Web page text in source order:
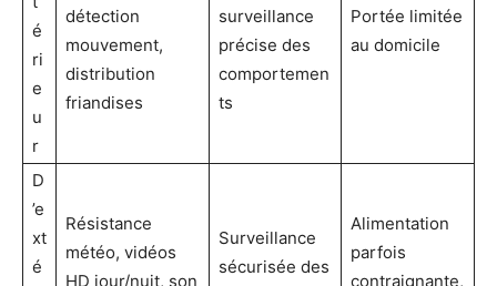
é
ri
e
u
r
détection
mouvement,
distribution
friandises
surveillance
précise des
comportemen
ts
Portée limitée
au domicile
D
’e
xt
é
Résistance
météo, vidéos
HD jour/nuit, son
Surveillance
sécurisée des
Alimentation
parfois
contraignante,